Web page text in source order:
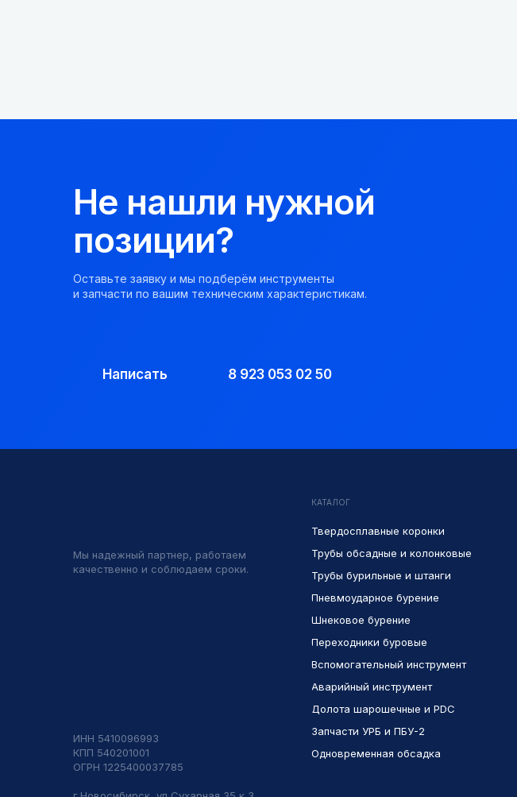
Не нашли нужной
позиции?
Оставьте заявку и мы подберём инструменты
и запчасти по вашим техническим характеристикам.
Написать 8 923 053 02 50
Мы надежный партнер, работаем
качественно и соблюдаем сроки.
Твердосплавные коронки
ИНН 5410096993
КПП 540201001
ОГРН 1225400037785
КАТАЛОГ
Трубы бурильные и штанги
Пневмоударное бурение
Шнековое бурение
Переходники буровые
Вспомогательный инструмент
Аварийный инструмент
Долота шарошечные и PDC
Запчасти УРБ и ПБУ-2
Одновременная обсадка
Трубы обсадные и колонковые